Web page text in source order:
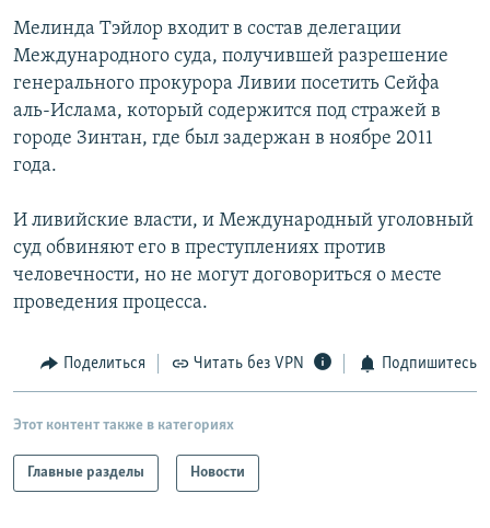
Мелинда Тэйлор входит в состав делегации
Международного суда, получившей разрешение
генерального прокурора Ливии посетить Сейфа
аль-Ислама, который содержится под стражей в
городе Зинтан, где был задержан в ноябре 2011
года.
И ливийские власти, и Международный уголовный
суд обвиняют его в преступлениях против
человечности, но не могут договориться о месте
проведения процесса.
Поделиться Читать без VPN Подпишитесь
Этот контент также в категориях
Главные разделы Новости